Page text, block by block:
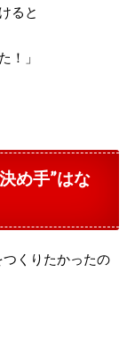
ると
！」
め手”はな
つくりたかったの